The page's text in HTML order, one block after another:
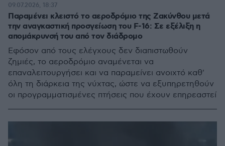
Παραμένει κλειστό το αεροδρόμιο της Ζακύνθου μετά
την αναγκαστική προσγείωση του F-16: Σε εξέλιξη η
απομάκρυνσή του από τον διάδρομο
Εφόσον από τους ελέγχους δεν διαπιστωθούν
ζημιές, το αεροδρόμιο αναμένεται να
επαναλειτουργήσει και να παραμείνει ανοιχτό καθ'
όλη τη διάρκεια της νύχτας, ώστε να εξυπηρετηθούν
οι προγραμματισμένες πτήσεις που έχουν επηρεαστεί
09.07.2026, 18:37